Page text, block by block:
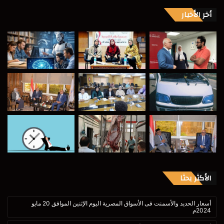
أخر الأخبار
الأكثر بحثا
أسعار الحديد والأسمنت فى الأسواق المصرية اليوم الإثنين الموافق 20 مايو
2024م